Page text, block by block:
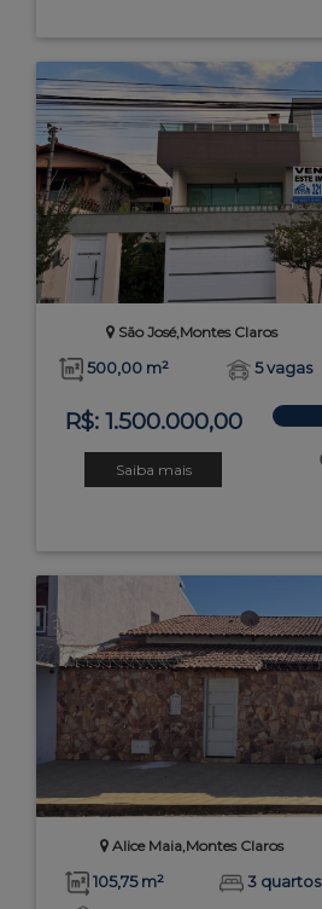
São José,Montes Claros
500,00 m² 5 vagas
R$: 1.500.000,00
Saiba mais
Alice Maia,Montes Claros
105,75 m² 3 quartos